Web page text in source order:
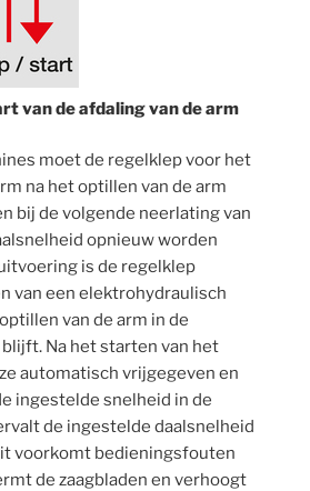
van de afdaling van de arm
moet de regelklep voor het
na het optillen van de arm
bij de volgende neerlating van
opnieuw worden
is de regelklep
van een elektrohydraulisch
van de arm in de
Na het starten van het
automatisch vrijgegeven en
ingestelde snelheid in de
de ingestelde daalsnelheid
voorkomt bedieningsfouten
de zaagbladen en verhoogt